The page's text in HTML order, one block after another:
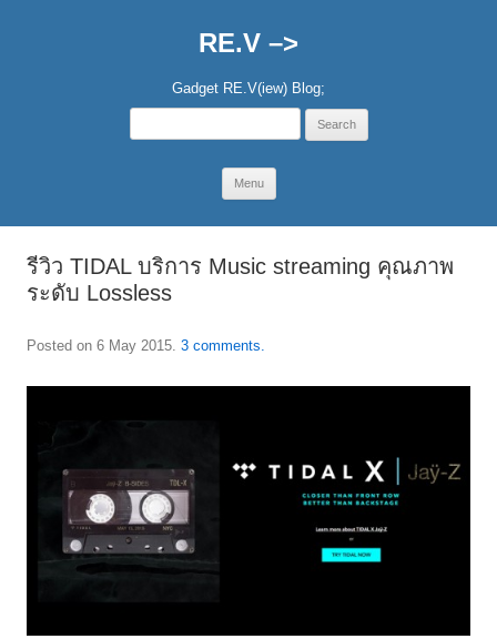
RE.V –>
Gadget RE.V(iew) Blog;
Search
Menu
Skip
รีวิว TIDAL บริการ Music streaming คุณภาพ
ระดับ Lossless
Posted on 6 May 2015. 3 comments.